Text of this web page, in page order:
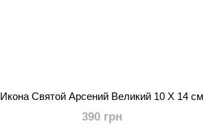
Икона Святой Арсений Великий 10 Х 14 см
390 грн